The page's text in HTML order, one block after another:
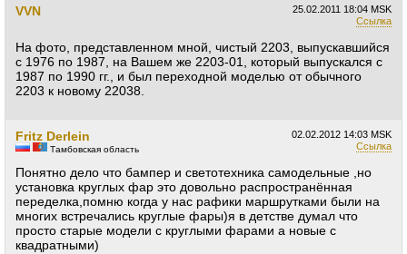
25.02.2011 18:04 MSK
Ссылка
VVN
На фото, представленном мной, чистый 2203, выпускавшийся
с 1976 по 1987, на Вашем же 2203-01, который выпускался с
1987 по 1990 гг., и был переходной моделью от обычного
2203 к новому 22038.
02.02.2012 14:03 MSK
Ссылка
Fritz Derlein
Тамбовская область
Понятно дело что бампер и светотехника самодельные ,но
установка круглых фар это довольно распространённая
переделка,помню когда у нас рафики маршрутками были на
многих встречались круглые фары)я в детстве думал что
просто старые модели с круглыми фарами а новые с
квадратными)